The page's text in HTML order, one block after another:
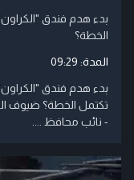
بدء هدم فندق
الخطة؟
المدة: 09:29
بدء هدم فندق
تكتمل الخطة؟ ضيوف
- نائب محافظ ....